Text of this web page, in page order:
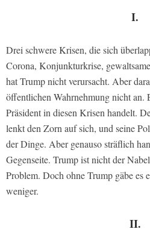
I.
Drei schwere Krisen, die sich
Corona, Konjunkturkrise,
hat Trump nicht verursacht. Aber
öffentlichen Wahrnehmung nicht an.
Präsident in diesen Krisen handelt.
lenkt den Zorn auf sich, und seine
der Dinge. Aber genauso sträflich
Gegenseite. Trump ist nicht der
Problem. Doch ohne Trump gäbe es
weniger.
II.